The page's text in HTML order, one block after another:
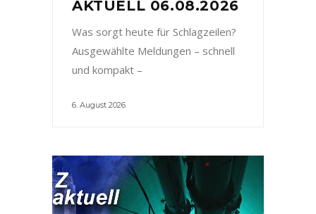
AKTUELL 06.08.2026
Was sorgt heute für Schlagzeilen?
Ausgewählte Meldungen – schnell
und kompakt –
6. August 2026